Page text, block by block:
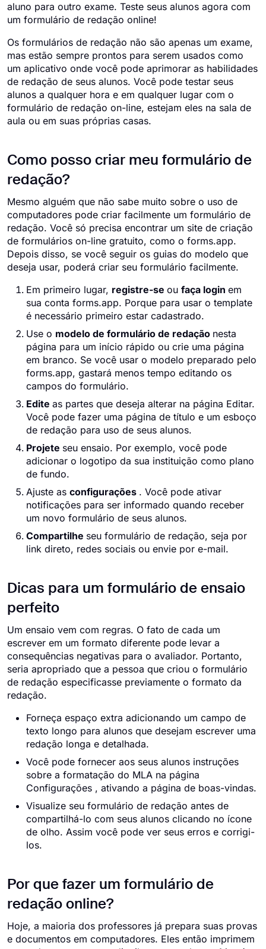
aluno para outro exame. Teste seus alunos agora com
um formulário de redação online!
Os formulários de redação não são apenas um exame,
mas estão sempre prontos para serem usados como
um aplicativo onde você pode aprimorar as habilidades
de redação de seus alunos. Você pode testar seus
alunos a qualquer hora e em qualquer lugar com o
formulário de redação on-line, estejam eles na sala de
aula ou em suas próprias casas.
Como posso criar meu formulário de
redação?
Mesmo alguém que não sabe muito sobre o uso de
computadores pode criar facilmente um formulário de
redação. Você só precisa encontrar um site de criação
de formulários on-line gratuito, como o forms.app.
Depois disso, se você seguir os guias do modelo que
deseja usar, poderá criar seu formulário facilmente.
Em primeiro lugar, registre-se ou faça login em
sua conta forms.app. Porque para usar o template
é necessário primeiro estar cadastrado.
Use o modelo de formulário de redação nesta
página para um início rápido ou crie uma página
em branco. Se você usar o modelo preparado pelo
forms.app, gastará menos tempo editando os
campos do formulário.
Edite as partes que deseja alterar na página Editar.
Você pode fazer uma página de título e um esboço
de redação para uso de seus alunos.
Projete seu ensaio. Por exemplo, você pode
adicionar o logotipo da sua instituição como plano
de fundo.
Ajuste as configurações . Você pode ativar
notificações para ser informado quando receber
um novo formulário de seus alunos.
Compartilhe seu formulário de redação, seja por
link direto, redes sociais ou envie por e-mail.
Dicas para um formulário de ensaio
perfeito
Um ensaio vem com regras. O fato de cada um
escrever em um formato diferente pode levar a
consequências negativas para o avaliador. Portanto,
seria apropriado que a pessoa que criou o formulário
de redação especificasse previamente o formato da
redação.
Forneça espaço extra adicionando um campo de
texto longo para alunos que desejam escrever uma
redação longa e detalhada.
Você pode fornecer aos seus alunos instruções
sobre a formatação do MLA na página
Configurações , ativando a página de boas-vindas.
Visualize seu formulário de redação antes de
compartilhá-lo com seus alunos clicando no ícone
de olho. Assim você pode ver seus erros e corrigi-
los.
Por que fazer um formulário de
redação online?
Hoje, a maioria dos professores já prepara suas provas
e documentos em computadores. Eles então imprimem